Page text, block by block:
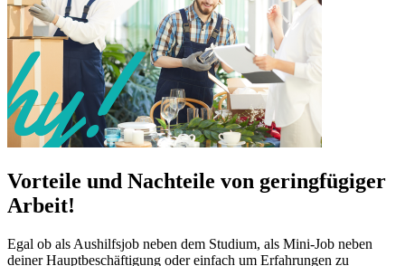
Vorteile und Nachteile von geringfügiger
Arbeit!
Egal ob als Aushilfsjob neben dem Studium, als Mini-Job neben
deiner Hauptbeschäftigung oder einfach um Erfahrungen zu